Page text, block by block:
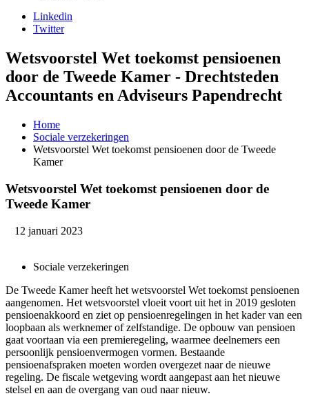
Linkedin
Twitter
Wetsvoorstel Wet toekomst pensioenen
door de Tweede Kamer - Drechtsteden
Accountants en Adviseurs Papendrecht
Home
Sociale verzekeringen
Wetsvoorstel Wet toekomst pensioenen door de Tweede
Kamer
Wetsvoorstel Wet toekomst pensioenen door de
Tweede Kamer
12 januari 2023
Sociale verzekeringen
De Tweede Kamer heeft het wetsvoorstel Wet toekomst pensioenen
aangenomen. Het wetsvoorstel vloeit voort uit het in 2019 gesloten
pensioenakkoord en ziet op pensioenregelingen in het kader van een
loopbaan als werknemer of zelfstandige. De opbouw van pensioen
gaat voortaan via een premieregeling, waarmee deelnemers een
persoonlijk pensioenvermogen vormen. Bestaande
pensioenafspraken moeten worden overgezet naar de nieuwe
regeling. De fiscale wetgeving wordt aangepast aan het nieuwe
stelsel en aan de overgang van oud naar nieuw.